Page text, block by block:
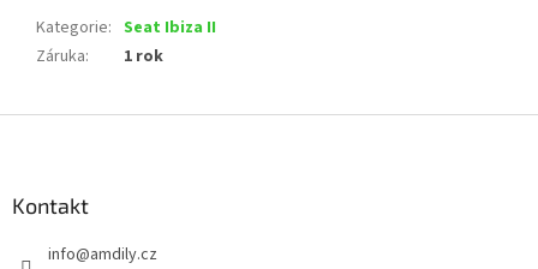
Kategorie: Seat Ibiza II
Záruka: 1 rok
Kontakt
info@amdily.cz